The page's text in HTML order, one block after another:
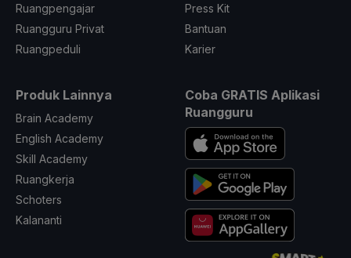
Ruangpengajar
Ruangguru Privat
Ruangpeduli
Press Kit
Bantuan
Karier
Produk Lainnya
Brain Academy
English Academy
Skill Academy
Ruangkerja
Schoters
Kalananti
Coba GRATIS Aplikasi
Ruangguru